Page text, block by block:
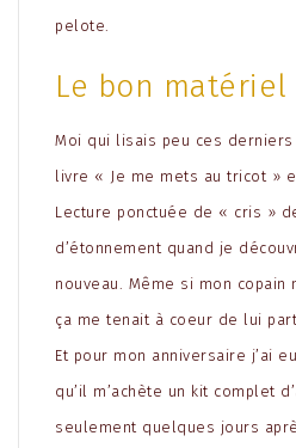
pelote.
Le bon matériel
Moi qui lisais peu ces
livre « Je me mets au tricot »
Lecture ponctuée de « cris »
d’étonnement quand je
nouveau. Même si mon copain
ça me tenait à coeur de lui
Et pour mon anniversaire j’ai
qu’il m’achète un kit complet
seulement quelques jours